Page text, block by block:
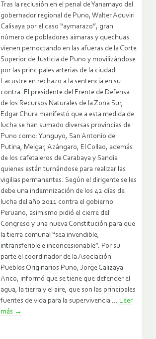
Tras la reclusión en el penal de Yanamayo del
gobernador regional de Puno, Walter Aduviri
Calisaya por el caso “aymarazo”, gran
número de pobladores aimaras y quechuas
vienen pernoctando en las afueras de la Corte
Superior de Justicia de Puno y movilizándose
por las principales arterias de la ciudad
Lacustre en rechazo a la sentencia en su
contra. El presidente del Frente de Defensa
de los Recursos Naturales de la Zona Sur,
Edgar Chura manifestó que a esta medida de
lucha se han sumado diversas provincias de
Puno como: Yunguyo, San Antonio de
Putina, Melgar, Azángaro, El Collao, además
de los cafetaleros de Carabaya y Sandia
quienes están turnándose para realizar las
vigilias permanentes. Según el dirigente se les
debe una indemnización de los 42 días de
lucha del año 2011 contra el gobierno
Peruano, asimismo pidió el cierre del
Congreso y una nueva Constitución para que
la tierra comunal “sea invendible,
intransferible e inconcesionable”. Por su
parte el coordinador de la Asociación
Pueblos Originarios Puno, Jorge Calizaya
Anco, informó que se tiene que defender el
agua, la tierra y el aire, que son las principales
fuentes de vida para la supervivencia ... Leer
más →